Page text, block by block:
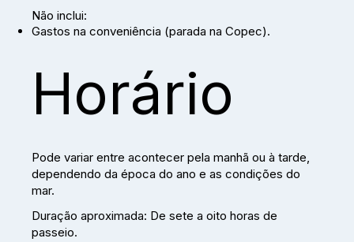
Não inclui:
Gastos na conveniência (parada na Copec).
Horário
Pode variar entre acontecer pela manhã ou à tarde,
dependendo da época do ano e as condições do
mar.
Duração aproximada: De sete a oito horas de
passeio.